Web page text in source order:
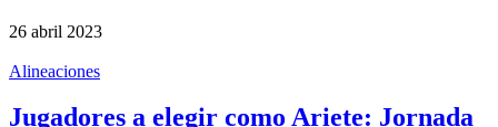
26 abril 2023
Alineaciones
Jugadores a elegir como Ariete: Jornada